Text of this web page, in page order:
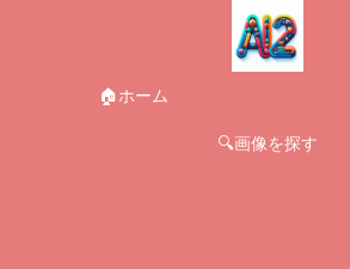
🏠ホーム
🔍画像を探す